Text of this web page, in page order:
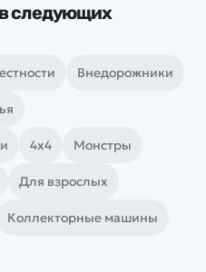
в следующих
Внедорожники
4х4 Монстры
Для взрослых
Коллекторные машины